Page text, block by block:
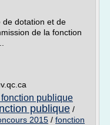
de dotation et de
de la fonction
publique
publique /
2015 / fonction